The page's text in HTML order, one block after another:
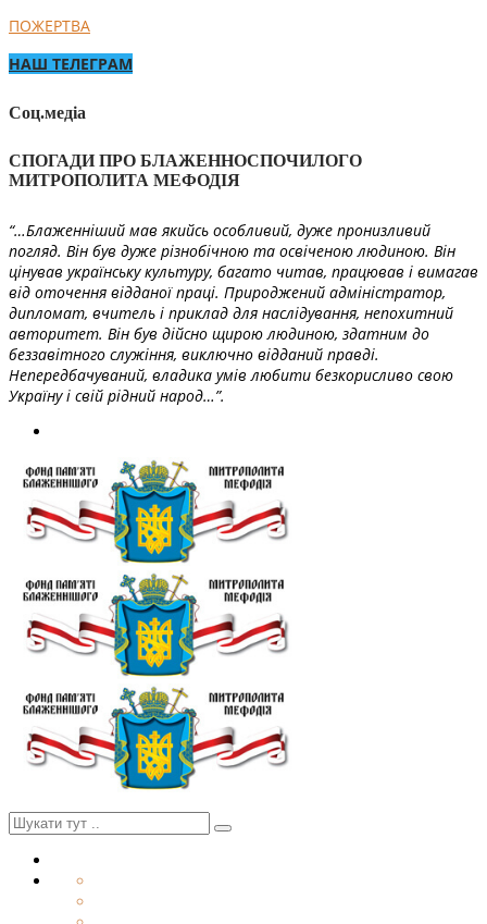
ПОЖЕРТВА
НАШ ТЕЛЕГРАМ
Соц.медіа
СПОГАДИ ПРО БЛАЖЕННОСПОЧИЛОГО
МИТРОПОЛИТА МЕФОДІЯ
“…Блаженніший мав якийсь особливий, дуже пронизливий
погляд. Він був дуже різнобічною та освіченою людиною. Він
цінував українську культуру, багато читав, працював і вимагав
від оточення відданої праці. Природжений адміністратор,
дипломат, вчитель і приклад для наслідування, непохитний
авторитет. Він був дійсно щирою людиною, здатним до
беззавітного служіння, виключно відданий правді.
Непередбачуваний, владика умів любити безкорисливо свою
Україну і свій рідний народ…”.